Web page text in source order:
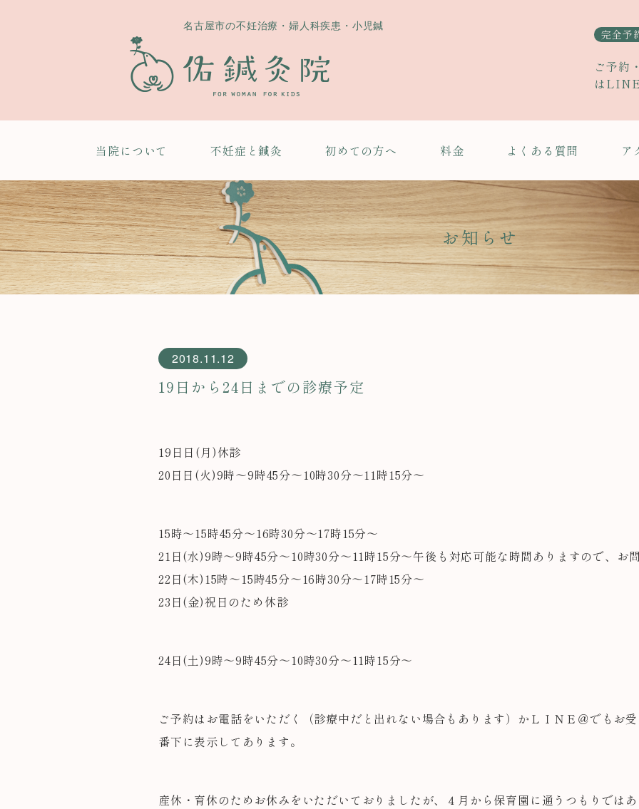
名古屋市の不妊治療・婦人科疾患・小児鍼
完全予
ご予約
は
当院について 不妊症と鍼灸 初めての方へ 料金 よくある質問 ア
お知らせ
2018.11.12
19日から24日までの診療予定
19日日(月)休診
20日日(火)9時～9時45分～10時30分～11時15分～
15時～15時45分～16時30分～17時15分～
21日(水)9時～9時45分～10時30分～11時15分～午後も対応可能な時間ありますので、お
22日(木)15時～15時45分～16時30分～17時15分～
23日(金)祝日のため休診
24日(土)9時～9時45分～10時30分～11時15分～
ご予約はお電話をいただく（診療中だと出れない場合もあります）かＬＩＮＥ＠でもお
番下に表示してあります。
産休・育休のためお休みをいただいておりましたが、４月から保育園に通うつもりではあ